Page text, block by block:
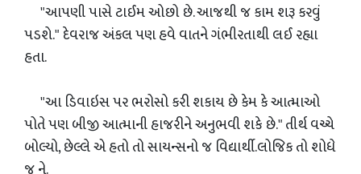
"આપણી પાસે ટાઈમ ઓછો છે. આજથી જ કામ શરૂ કરવું
પડશે." દેવરાજ અંકલ પણ હવે વાતને ગંભીરતાથી લઈ રહ્યા
હતા.
"આ ડિવાઇસ પર ભરોસો કરી શકાય છે કેમ કે આત્માઓ
પોતે પણ બીજી આત્માની હાજરીને અનુભવી શકે છે." તીર્થ વચ્ચે
બોલ્યો, છેલ્લે એ હતો તો સાયન્સનો જ વિદ્યાર્થી.લોજિક તો શોધે